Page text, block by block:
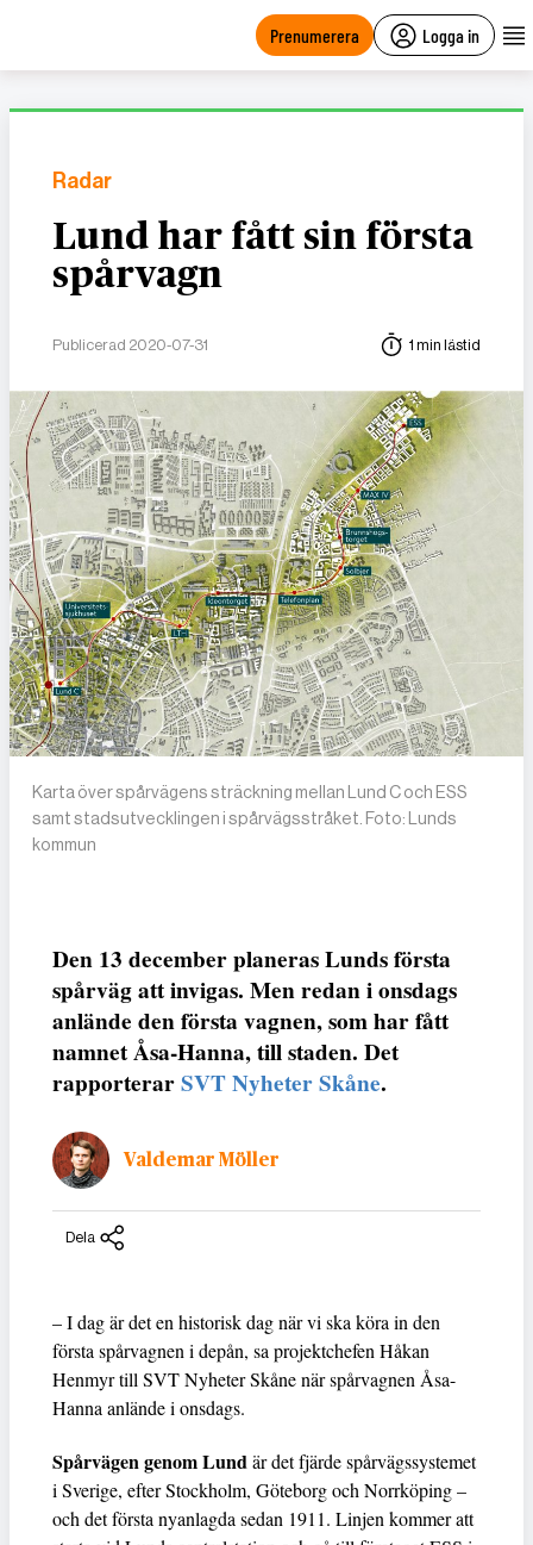
Prenumerera Logga in
Radar
Lund har fått sin första
spårvagn
Publicerad 2020-07-31 1 min lästid
Karta över spårvägens sträckning mellan Lund C och ESS
samt stadsutvecklingen i spårvägsstråket. Foto: Lunds
kommun
Den 13 december planeras Lunds första
spårväg att invigas. Men redan i onsdags
anlände den första vagnen, som har fått
namnet Åsa-Hanna, till staden. Det
rapporterarSVT Nyheter Skåne.
Valdemar Möller
Dela
– I dag är det en historisk dag när vi ska köra in den
första spårvagnen i depån, sa projektchefen Håkan
Henmyr till SVT Nyheter Skåne när spårvagnen Åsa-
Hanna anlände i onsdags.
Spårvägen genom Lundär det fjärde spårvägssystemet
i Sverige, efter Stockholm, Göteborg och Norrköping –
och det första nyanlagda sedan 1911. Linjen kommer att